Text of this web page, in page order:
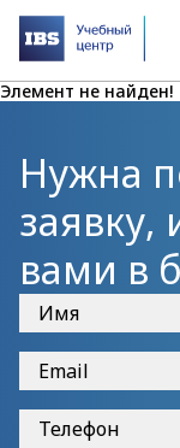
Элемент не найден!
Нужна
заявку,
вами в